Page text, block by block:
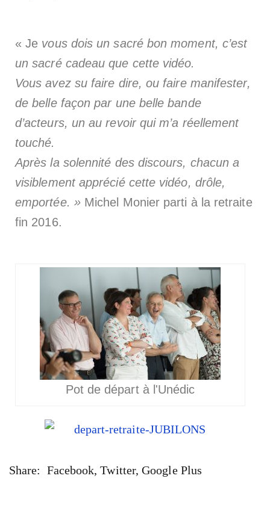
« Je vous dois un sacré bon moment, c’est
un sacré cadeau que cette vidéo.
Vous avez su faire dire, ou faire manifester,
de belle façon par une belle bande
d’acteurs, un au revoir qui m’a réellement
touché.
Après la solennité des discours, chacun a
visiblement apprécié cette vidéo, drôle,
emportée. »Michel Monier parti à la retraite
fin 2016.
Pot de départ à l'Unédic
Share: Facebook,Twitter,Google Plus